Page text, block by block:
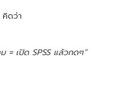
คิดว่า
= เปิด SPSS แล้วกดๆ”